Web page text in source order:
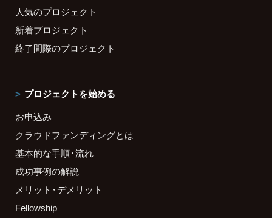
人気のプロジェクト
新着プロジェクト
終了間際のプロジェクト
プロジェクトを始める
お申込み
クラウドファンディングとは
基本的な手順・流れ
成功事例の解説
メリット・デメリット
Fellowship